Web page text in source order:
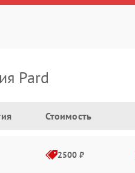
Pard
Стоимость
2500 ₽